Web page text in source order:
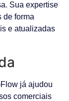
Sua expertise
de forma
e atualizadas
já ajudou
comerciais